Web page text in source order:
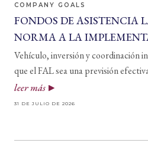
COMPANY GOALS
FONDOS DE ASISTENCIA
NORMA A LA
Vehículo, inversión y coordinación
que el FAL sea una previsión
leer más
31 DE JULIO DE 2026